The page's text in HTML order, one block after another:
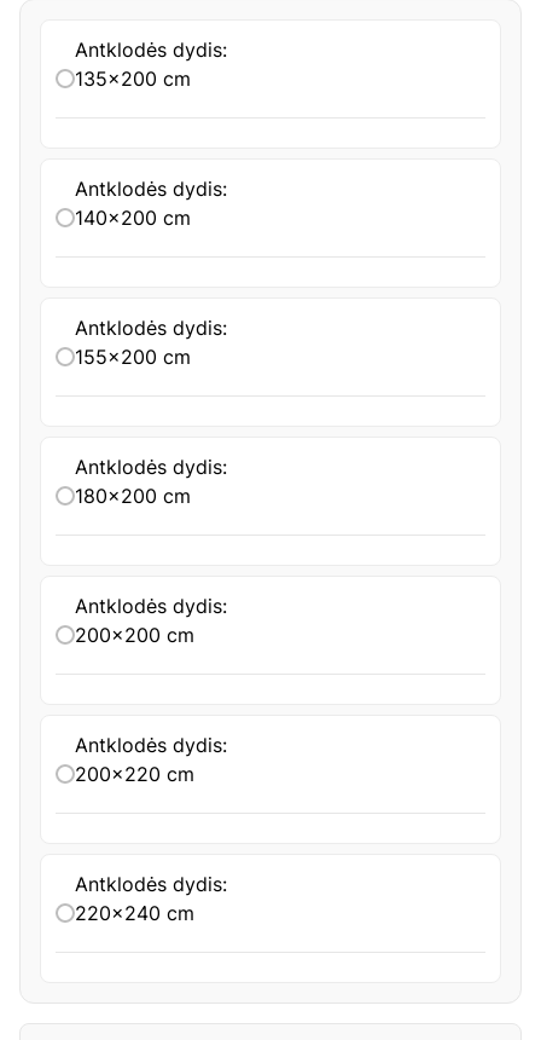
Antklodės dydis:
135x200 cm
Antklodės dydis:
140x200 cm
Antklodės dydis:
155x200 cm
Antklodės dydis:
180x200 cm
Antklodės dydis:
200x200 cm
Antklodės dydis:
200x220 cm
Antklodės dydis:
220x240 cm